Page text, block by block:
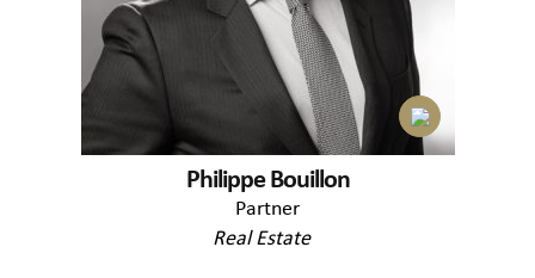
Philippe Bouillon
Partner
Real Estate